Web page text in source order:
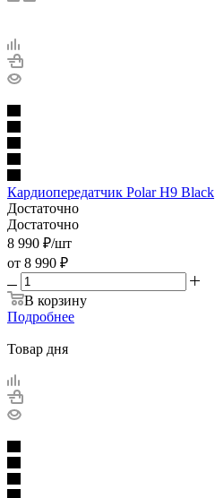
Кардиопередатчик Polar H9 Black
Достаточно
Достаточно
8 990 ₽/шт
от 8 990 ₽
В корзину
Подробнее
Товар дня